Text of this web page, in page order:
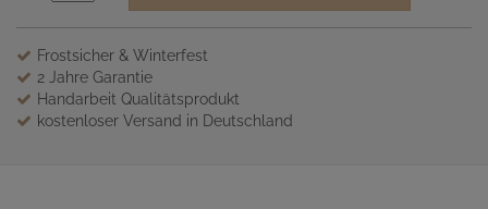
Frostsicher & Winterfest
2 Jahre Garantie
Handarbeit Qualitätsprodukt
kostenloser Versand in Deutschland